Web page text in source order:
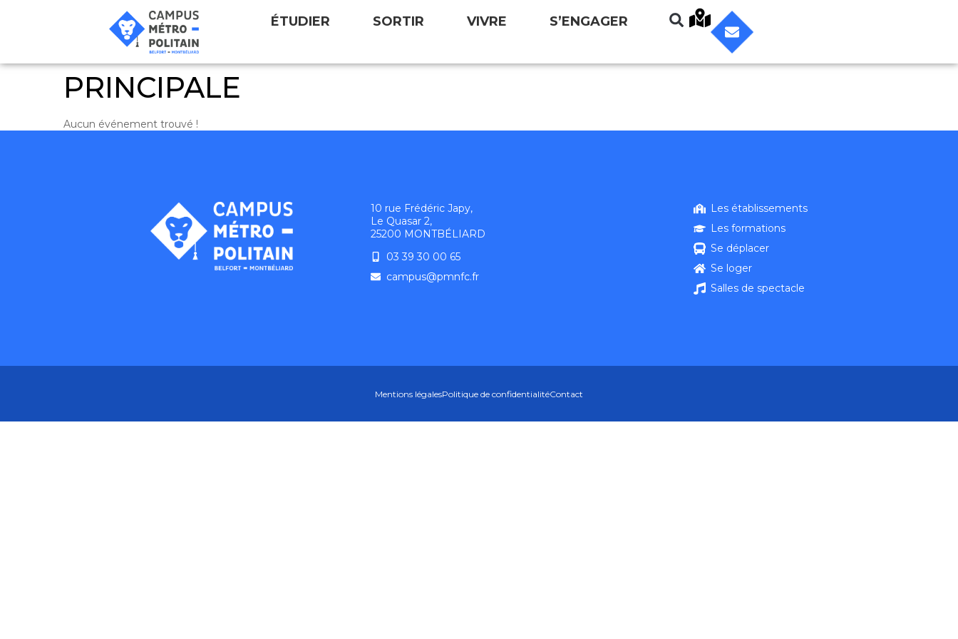
ÉTUDIER SORTIR VIVRE S’ENGAGER
PRINCIPALE
Aucun événement trouvé !
10 rue Frédéric Japy,
Le Quasar 2,
25200 MONTBÉLIARD
03 39 30 00 65
campus@pmnfc.fr
Les établissements
Les formations
Se déplacer
Se loger
Salles de spectacle
Mentions légalesPolitique de confidentialitéContact